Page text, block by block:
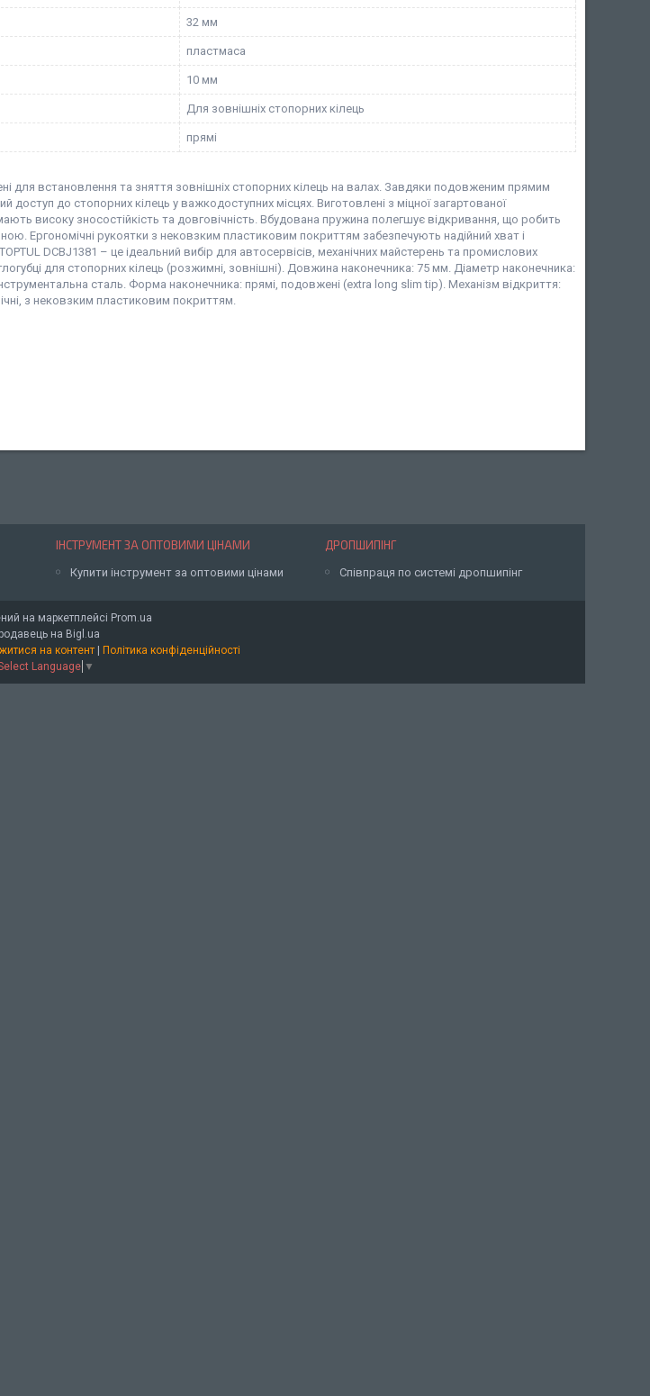
32 мм
пластмаса
10 мм
Для зовнішніх стопорних кілець
прямі
для встановлення та зняття зовнішніх стопорних кілець на валах. Завдяки подовженим прямим
доступ до стопорних кілець у важкодоступних місцях. Виготовлені з міцної загартованої
мають високу зносостійкість та довговічність. Вбудована пружина полегшує відкривання, що робить
Ергономічні рукоятки з нековзким пластиковим покриттям забезпечують надійний хват і
DCBJ1381 – це ідеальний вибір для автосервісів, механічних майстерень та промислових
для стопорних кілець (розжимні, зовнішні). Довжина наконечника: 75 мм. Діаметр наконечника:
сталь. Форма наконечника: прямі, подовжені (extra long slim tip). Механізм відкриття:
з нековзким пластиковим покриттям.
ІНСТРУМЕНТ ЗА ОПТОВИМИ ЦІНАМИ
Купити інструмент за оптовими цінами
ДРОПШИПІНГ
Співпраця по системі дропшипінг
на маркетплейсі Prom.ua
на Bigl.ua
на контент | Політика конфіденційності
Language ▼